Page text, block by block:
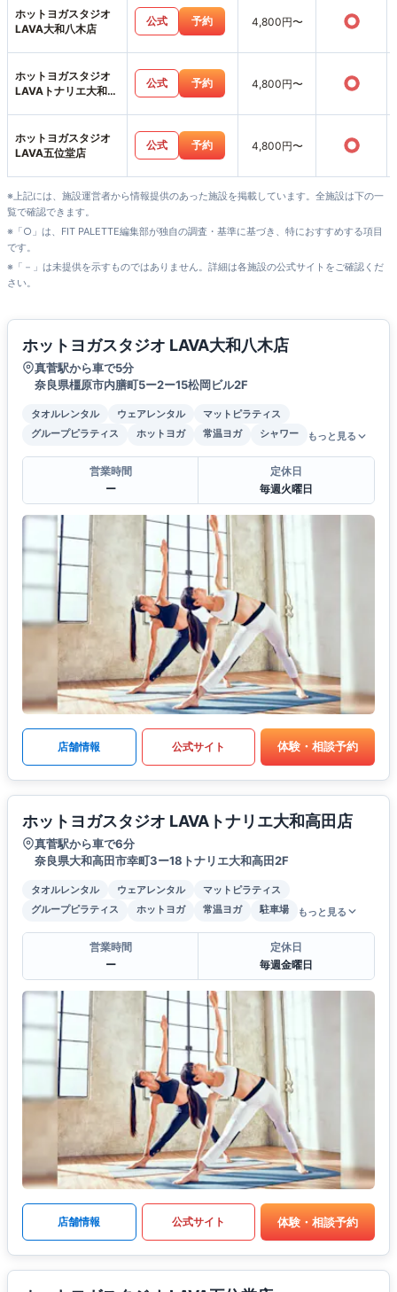
ホットヨガスタジオ
LAVA大和八木店
公式 予約 4,800円〜 ○
ホットヨガスタジオ
LAVAトナリエ大和高
公式 予約 4,800円〜 ○
ホットヨガスタジオ
LAVA五位堂店
公式 予約 4,800円〜 ○
※上記には、施設運営者から情報提供のあった施設を掲載しています。全施設は下の一
覧で確認できます。
※「○」は、FIT PALETTE編集部が独自の調査・基準に基づき、特におすすめする項目
です。
※「－」は未提供を示すものではありません。詳細は各施設の公式サイトをご確認くだ
さい。
ホットヨガスタジオ LAVA大和八木店
真菅駅から車で5分
奈良県橿原市内膳町5ー2ー15松岡ビル2F
タオルレンタル ウェアレンタル
マットピラティス
グループピラティス
ホットヨガ 常温ヨガ シャワー もっと見る
営業時間
ー
定休日
毎週火曜日
店舗情報 公式サイト 体験・相談予約
ホットヨガスタジオ LAVAトナリエ大和高田店
真菅駅から車で6分
奈良県大和高田市幸町3ー18トナリエ大和高田2F
タオルレンタル ウェアレンタル
マットピラティス
グループピラティス
ホットヨガ 常温ヨガ 駐車場 もっと見る
営業時間
ー
定休日
毎週金曜日
店舗情報 公式サイト 体験・相談予約